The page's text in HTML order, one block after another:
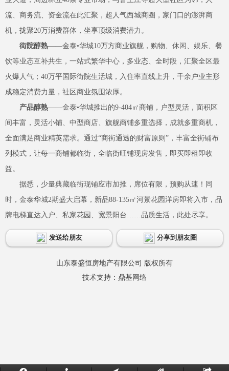
流、商务流、资金流在此汇聚，超人气西城商圈，家门口的澎湃商
机，拢聚20万消费群体，坐享顶级消费潜力。
街院醇熟——金泰•华城10万方商业旗舰，购物、休闲、娱乐、餐
饮等业态互补共生，一站式繁华中心，多业态、全时段，汇聚全区最
火爆人气；40万平国际街院生活城，入住率直线上升，千余户业主形
成稳定消费力量，社区商业氛围浓厚。
产品醇熟——金泰•华城推出的9-404㎡商铺，户型灵活，面积区
间丰富，灵活小铺、中型商店、旗舰商铺多重选择，成就多重商机，
全面满足商业精英需求。通过“商街通透的财富原则”，丰富全街铺布
列模式，让每一商铺都临街，全临街旺铺现房发售，即买即租即收
益。
据悉，少量典藏临街现铺应市加推，席位有限，预购从速！同
时，金泰华城2期盛大启幕，新品88-135㎡河景花园洋房即将入市，品
牌电梯直达入户、私家花园、宽景阳台……品质生活，此处尽享。
发送给朋友 分享到朋友圈
山东泰盛恒房地产有限公司 版权所有
技术支持： 鼎基网络